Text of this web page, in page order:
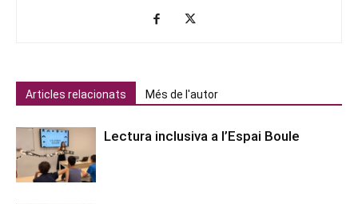
Articles relacionats Més de l'autor
Lectura inclusiva a l’Espai Boule